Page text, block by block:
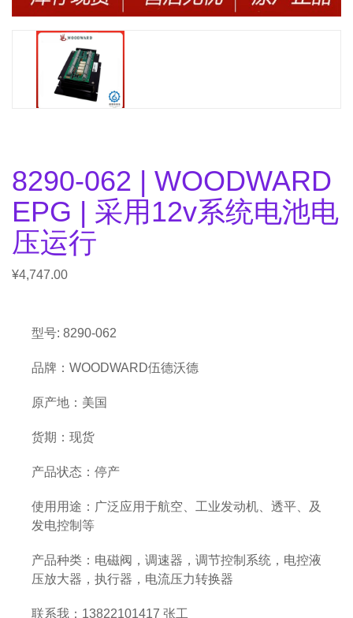
8290-062 | WOODWARD
EPG | 采用12v系统电池电
压运行
¥4,747.00
型号: 8290-062
品牌：WOODWARD伍德沃德
原产地：美国
货期：现货
产品状态：停产
使用用途：广泛应用于航空、工业发动机、透平、及
发电控制等
产品种类：电磁阀，调速器，调节控制系统，电控液
压放大器，执行器，电流压力转换器
联系我：13822101417 张工